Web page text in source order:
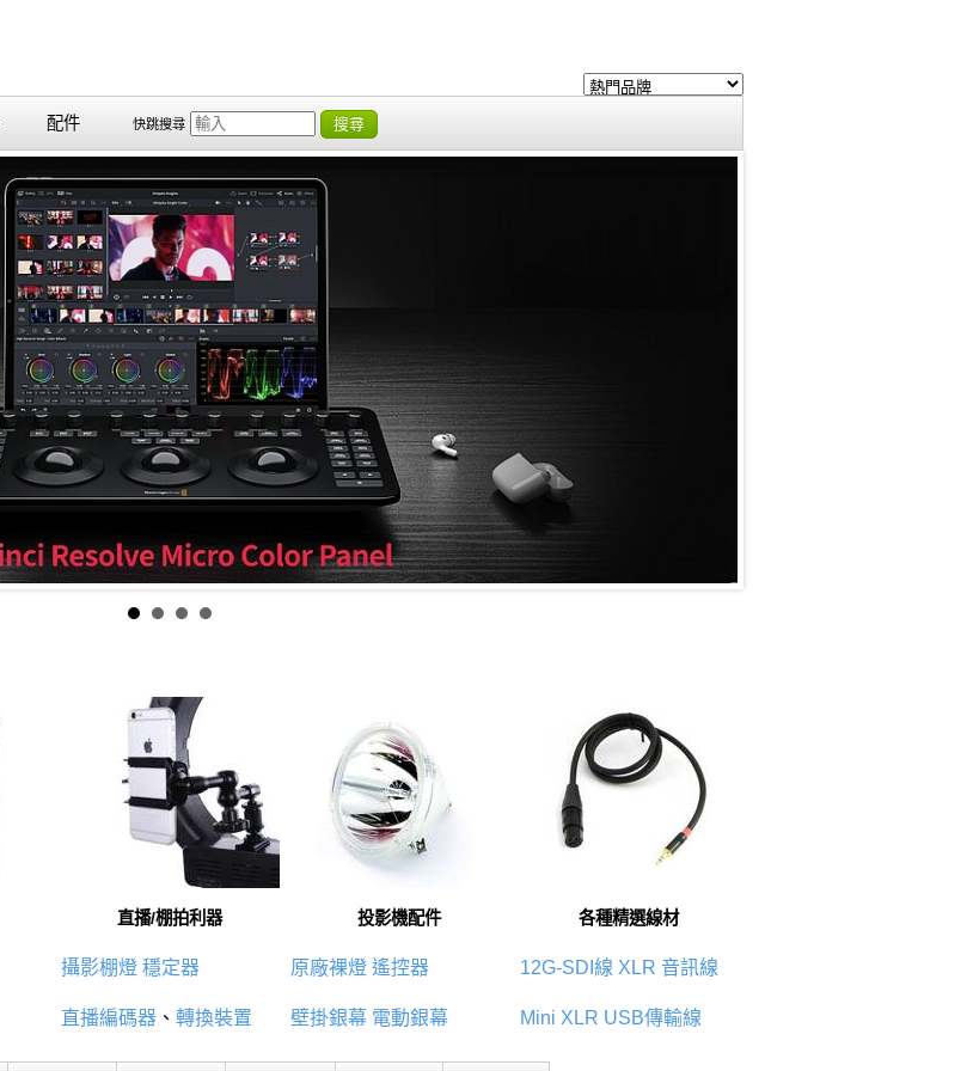
配件 快跳搜尋 搜尋
直播/棚拍利器
攝影棚燈 穩定器
直播編碼器 、 轉換裝置
投影機配件
原廠裸燈 遙控器
壁掛銀幕 電動銀幕
各種精選線材
12G-SDI線 XLR 音訊線
Mini XLR USB傳輸線